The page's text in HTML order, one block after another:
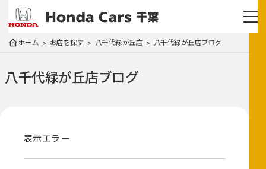
ホーム お店を探す 八千代緑が丘店 八千代緑が丘店ブログ
八千代緑が丘店ブログ
表示エラー